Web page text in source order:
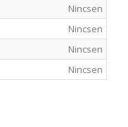
Nincsen
Nincsen
Nincsen
Nincsen